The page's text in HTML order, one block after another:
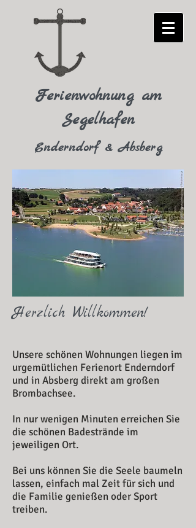
Ferienwohnung am
Segelhafen
Enderndorf & Absberg
Herzlich Willkommen!
Unsere schönen Wohnungen liegen im
urgemütlichen Ferienort Enderndorf
und in Absberg direkt am großen
Brombachsee.
In nur wenigen Minuten erreichen Sie
die schönen Badestrände im
jeweiligen Ort.
Bei uns können Sie die Seele baumeln
lassen, einfach mal Zeit für sich und
die Familie genießen oder Sport
treiben.